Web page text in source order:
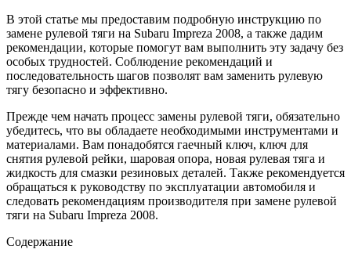
В этой статье мы предоставим подробную инструкцию по
замене рулевой тяги на Subaru Impreza 2008, а также дадим
рекомендации, которые помогут вам выполнить эту задачу без
особых трудностей. Соблюдение рекомендаций и
последовательность шагов позволят вам заменить рулевую
тягу безопасно и эффективно.
Прежде чем начать процесс замены рулевой тяги, обязательно
убедитесь, что вы обладаете необходимыми инструментами и
материалами. Вам понадобятся гаечный ключ, ключ для
снятия рулевой рейки, шаровая опора, новая рулевая тяга и
жидкость для смазки резиновых деталей. Также рекомендуется
обращаться к руководству по эксплуатации автомобиля и
следовать рекомендациям производителя при замене рулевой
тяги на Subaru Impreza 2008.
Содержание